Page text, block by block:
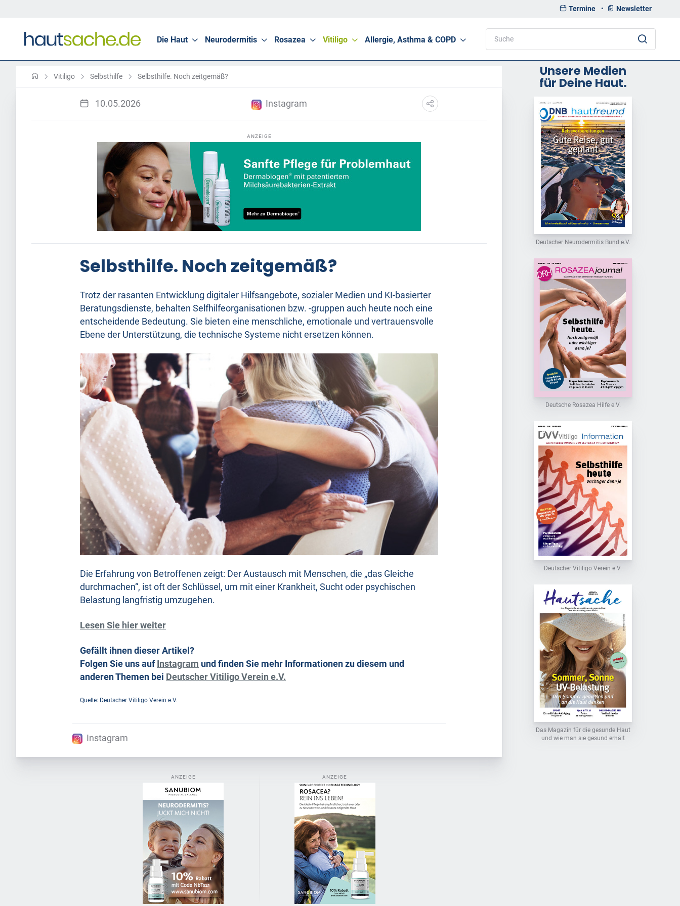
Termine • Newsletter
Die Haut Neurodermitis Rosazea Vitiligo Allergie, Asthma & COPD
Vitiligo Selbsthilfe Selbsthilfe. Noch zeitgemäß?
10.05.2026 Instagram
ANZEIGE
Selbsthilfe. Noch zeitgemäß?
Trotz der rasanten Entwicklung digitaler Hilfsangebote, sozialer Medien und KI-basierter
Beratungsdienste, behalten Selfhilfeorganisationen bzw. -gruppen auch heute noch eine
entscheidende Bedeutung. Sie bieten eine menschliche, emotionale und vertrauensvolle
Ebene der Unterstützung, die technische Systeme nicht ersetzen können.
Die Erfahrung von Betroffenen zeigt: Der Austausch mit Menschen, die „das Gleiche
durchmachen“, ist oft der Schlüssel, um mit einer Krankheit, Sucht oder psychischen
Belastung langfristig umzugehen.
Lesen Sie hier weiter
Gefällt ihnen dieser Artikel?
Folgen Sie uns auf Instagram und finden Sie mehr Informationen zu diesem und
anderen Themen bei Deutscher Vitiligo Verein e.V.
Quelle: Deutscher Vitiligo Verein e.V.
Instagram
ANZEIGE ANZEIGE
Unsere Medien
für Deine Haut.
Deutscher Neurodermitis Bund e.V.
Deutsche Rosazea Hilfe e.V.
Deutscher Vitiligo Verein e.V.
Das Magazin für die gesunde Haut
und wie man sie gesund erhält